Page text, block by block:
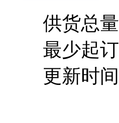
供货总量
最少起订
更新时间